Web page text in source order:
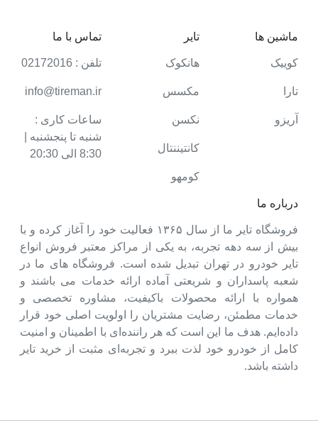
درباره ما
فروشگاه تایر ما از سال ۱۳۶۵ فعالیت خود را آغاز کرده و با
بیش از سه دهه تجربه، به یکی از مراکز معتبر فروش انواع
تایر خودرو در تهران تبدیل شده است. فروشگاه های ما در
شعبه پاسداران و شریعتی آماده ارائه خدمات می باشند و
همواره با ارائه محصولات باکیفیت، مشاوره تخصصی و
خدمات مطمئن، رضایت مشتریان را اولویت اصلی خود قرار
داده‌ایم. هدف ما این است که هر راننده‌ای با اطمینان و امنیت
کامل از خودرو خود لذت ببرد و تجربه‌ای مثبت از خرید تایر
داشته باشد.
ماشین ها
کوییک
تارا
آریزو
تایر
هانکوک
مکسس
نکسن
کانتیننتال
کومهو
تماس با ما
تلفن : 02172016
info@tireman.ir
ساعات کاری :
شنبه تا پنجشنبه |
8:30 الی 20:30